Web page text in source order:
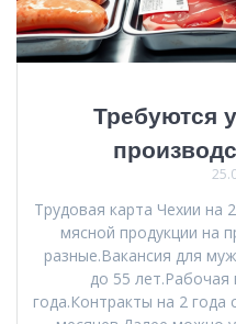
Требуются
Трудовая карта Чехии на
мясной продукции на
разные.Вакансия для
до 55
года.Контракты на 2